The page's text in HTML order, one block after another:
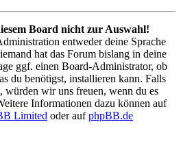
Board nicht zur Auswahl!
entweder deine Sprache
hat das Forum bislang in deine
ggf. einen Board-Administrator, ob
du benötigst, installieren kann. Falls
würden wir uns freuen, wenn du es
Informationen dazu können auf
Limited oder aufphpBB.de